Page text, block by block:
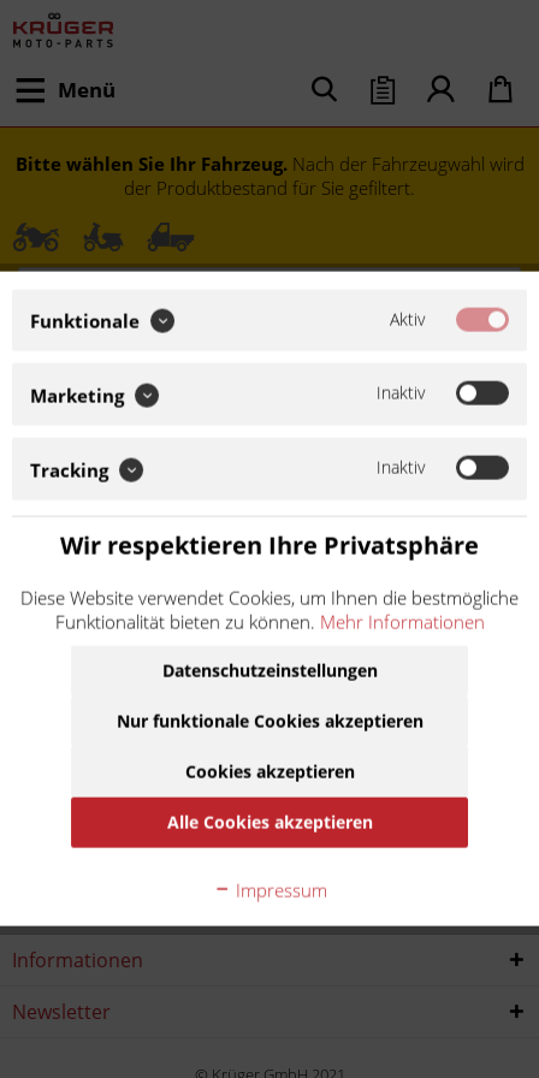
Menü
Bitte wählen Sie Ihr Fahrzeug. Nach der Fahrzeugwahl wird
der Produktbestand für Sie gefiltert.
Baujahr:
2013 2014
Service Hotline
Informationen
Newsletter
Funktionale Aktiv
Marketing Inaktiv
Tracking Inaktiv
Wir respektieren Ihre Privatsphäre
Diese Website verwendet Cookies, um Ihnen die bestmögliche
Funktionalität bieten zu können. Mehr Informationen
Datenschutzeinstellungen
Nur funktionale Cookies akzeptieren
Cookies akzeptieren
Alle Cookies akzeptieren
Impressum